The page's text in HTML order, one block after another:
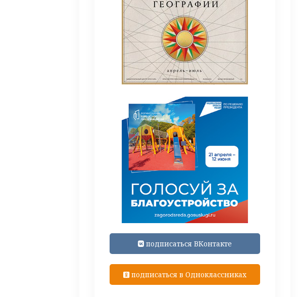
подписаться ВКонтакте
подписаться в Одноклассниках